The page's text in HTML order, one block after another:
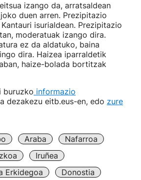
izango da, arratsaldean
duen arren. Prezipitazio
isurialdean. Prezipitazio
moderatuak izango dira.
ez da aldatuko, baina
dira. Haizea iparraldetik
haize-bolada bortitzak
buruzko informazio
dezakezu eitb.eus-en, edo zure
Araba
Nafarroa
Iruñea
Erkidegoa
Donostia